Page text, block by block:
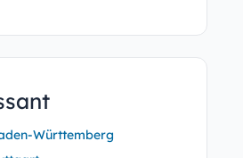
Württemberg